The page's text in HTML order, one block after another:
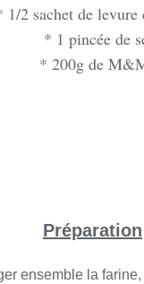
1/2 sachet de levure
* 1 pincée de
* 200g de
Préparation
ensemble la